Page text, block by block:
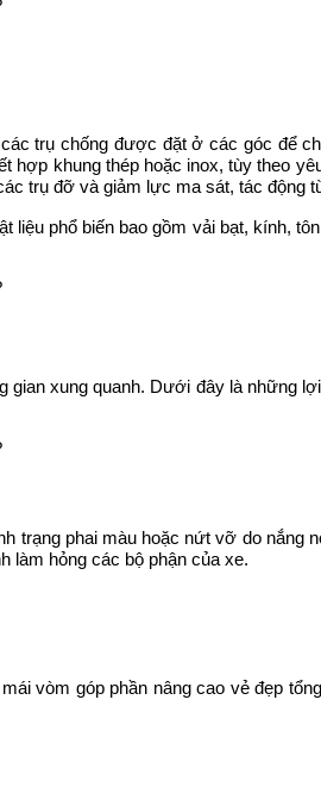
trụ chống được đặt ở các góc để
khung thép hoặc inox, tùy theo
trụ đỡ và giảm lực ma sát, tác động
liệu phổ biến bao gồm vải bạt, kính,
xung quanh. Dưới đây là những
trạng phai màu hoặc nứt vỡ do nắng
làm hỏng các bộ phận của xe.
vòm góp phần nâng cao vẻ đẹp